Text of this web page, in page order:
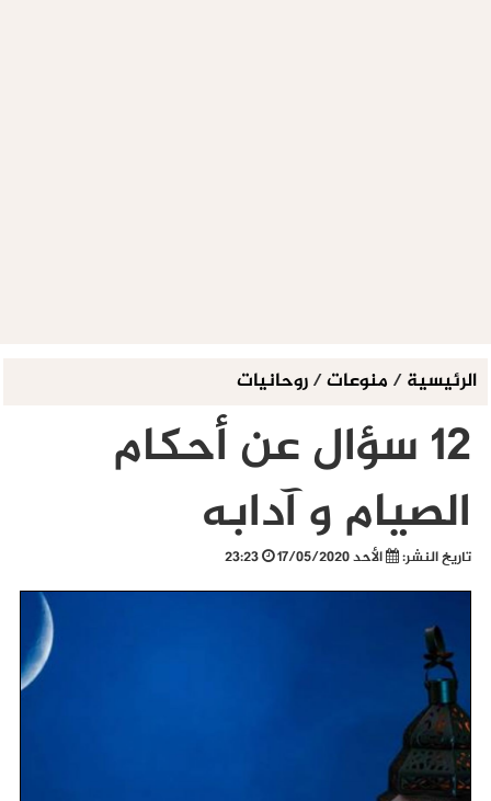
الرئيسية/ منوعات/روحانيات
12 سؤال عن أحكام
الصيام و آدابه
تاريخ النشر: الأحد 17/05/2020